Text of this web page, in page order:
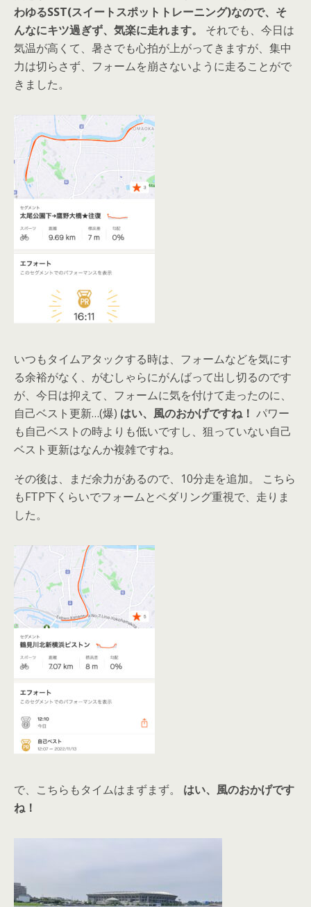
わゆるSST(スイートスポットトレーニング)なので、そ
んなにキツ過ぎず、気楽に走れます。
それでも、今日は
気温が高くて、暑さでも心拍が上がってきますが、集中
力は切らさず、フォームを崩さないように走ることがで
きました。
いつもタイムアタックする時は、フォームなどを気にす
る余裕がなく、がむしゃらにがんばって出し切るのです
が、今日は抑えて、フォームに気を付けて走ったのに、
自己ベスト更新…(爆) はい、風のおかげですね！ パワー
も自己ベストの時よりも低いですし、狙っていない自己
ベスト更新はなんか複雑ですね。
その後は、まだ余力があるので、10分走を追加。 こちら
もFTP下くらいでフォームとペダリング重視で、走りま
した。
で、こちらもタイムはまずまず。 はい、風のおかげです
ね！